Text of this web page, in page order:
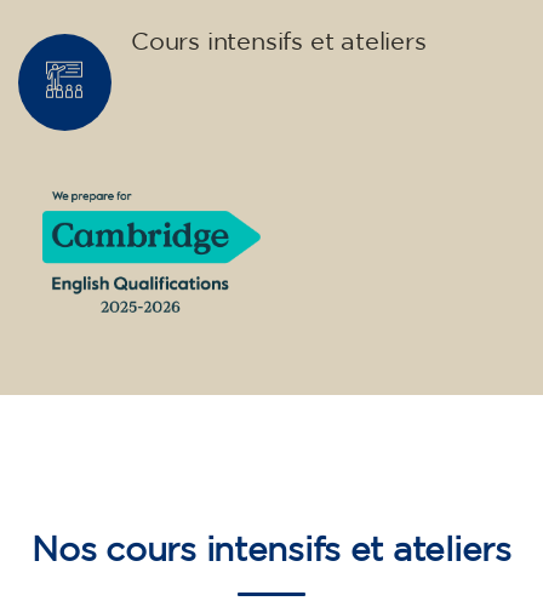
Cours intensifs et ateliers
Noscours intensifs et ateliers